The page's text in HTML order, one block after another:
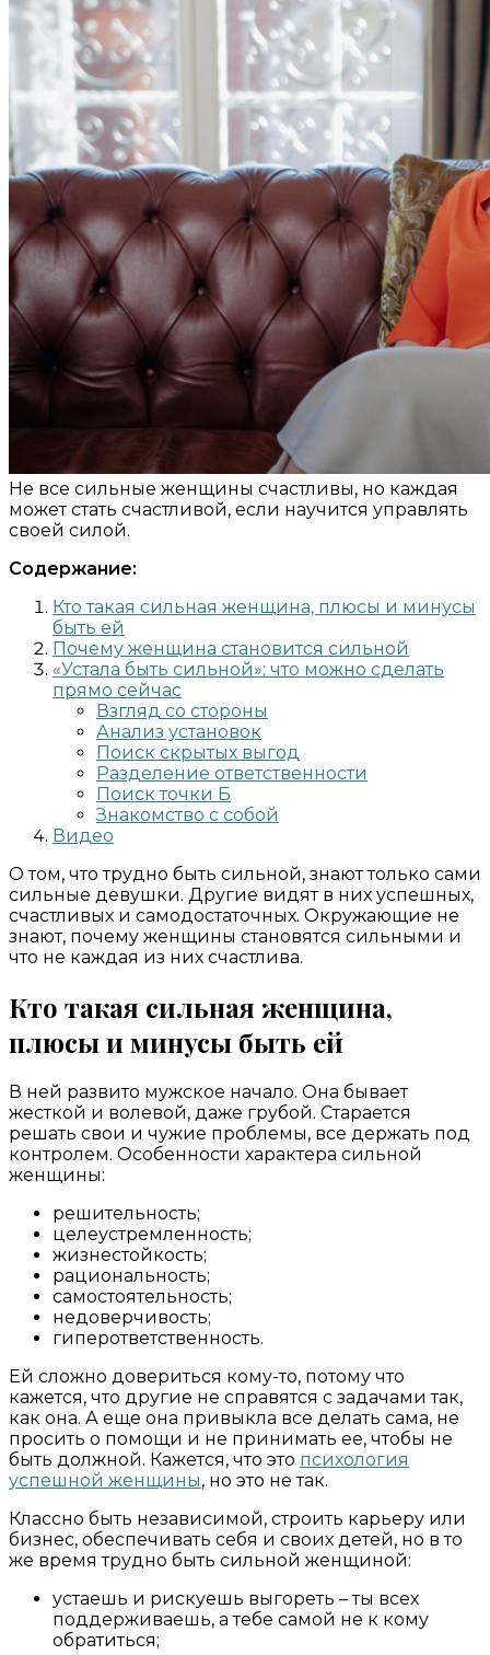
Не все сильные женщины счастливы, но каждая
может стать счастливой, если научится управлять
своей силой.
Содержание:
Кто такая сильная женщина, плюсы и минусы
быть ей
Почему женщина становится сильной
«Устала быть сильной»: что можно сделать
прямо сейчас
Взгляд со стороны
Анализ установок
Поиск скрытых выгод
Разделение ответственности
Поиск точки Б
Знакомство с собой
Видео
О том, что трудно быть сильной, знают только сами
сильные девушки. Другие видят в них успешных,
счастливых и самодостаточных. Окружающие не
знают, почему женщины становятся сильными и
что не каждая из них счастлива.
Кто такая сильная женщина,
плюсы и минусы быть ей
В ней развито мужское начало. Она бывает
жесткой и волевой, даже грубой. Старается
решать свои и чужие проблемы, все держать под
контролем. Особенности характера сильной
женщины:
решительность;
целеустремленность;
жизнестойкость;
рациональность;
самостоятельность;
недоверчивость;
гиперответственность.
Ей сложно довериться кому-то, потому что
кажется, что другие не справятся с задачами так,
как она. А еще она привыкла все делать сама, не
просить о помощи и не принимать ее, чтобы не
быть должной. Кажется, что это психология
успешной женщины, но это не так.
Классно быть независимой, строить карьеру или
бизнес, обеспечивать себя и своих детей, но в то
же время трудно быть сильной женщиной:
устаешь и рискуешь выгореть – ты всех
поддерживаешь, а тебе самой не к кому
обратиться;